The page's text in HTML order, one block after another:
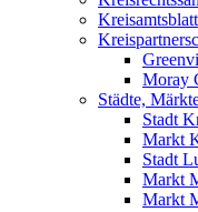
Kreisamtsblatt
Moray
Städte,
Stadt
Markt
Stadt
Markt
Markt